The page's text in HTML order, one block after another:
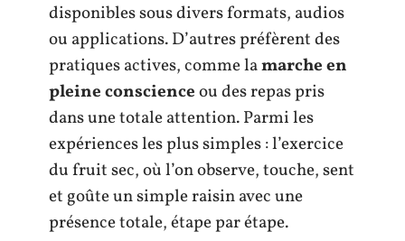
disponibles sous divers formats, audios
ou applications. D’autres préfèrent des
pratiques actives, comme lamarche en
pleine conscienceou des repas pris
dans une totale attention. Parmi les
expériences les plus simples : l’exercice
du fruit sec, où l’on observe, touche, sent
et goûte un simple raisin avec une
présence totale, étape par étape.